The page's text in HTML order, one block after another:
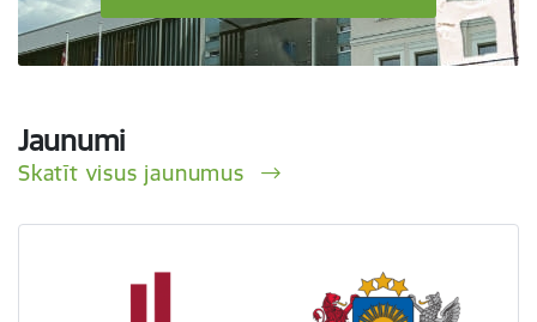
Jaunumi
Skatīt visus jaunumus